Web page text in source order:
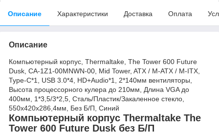
Описание Характеристики Доставка Оплата
Описание
Компьютерный корпус, Thermaltake, The Tower 600 Future
Dusk, CA-1Z1-00MNWN-00, Mid Tower, ATX / M-ATX / M-ITX,
Type-C*1, USB 3.0*4, HD+Audio*1, 2*140мм вентиляторы,
Высота процессорного кулера до 210мм, Длина VGA до
400мм, 1*3,5/3*2,5, Сталь/Пластик/Закаленное стекло,
550х420х286,4мм, Без Б/П, Синий
Компьютерный корпус Thermaltake The
Tower 600 Future Dusk без Б/П